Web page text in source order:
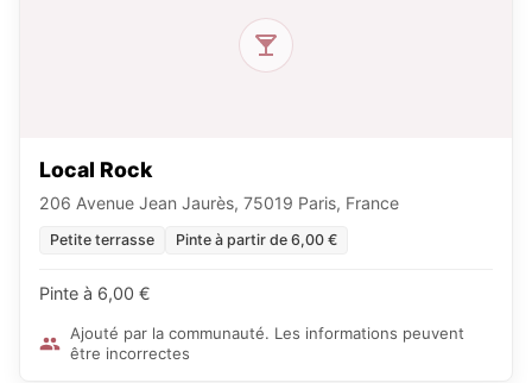
Local Rock
206 Avenue Jean Jaurès, 75019 Paris, France
Petite terrasse Pinte à partir de 6,00 €
Pinte à 6,00 €
Ajouté par la communauté. Les informations peuvent
être incorrectes